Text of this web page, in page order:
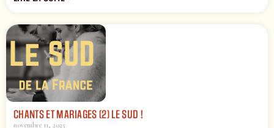
CHANTS ET MARIAGES (2) LE SUD !
novembre 11, 2025